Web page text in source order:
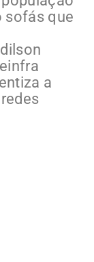
sofás que
a